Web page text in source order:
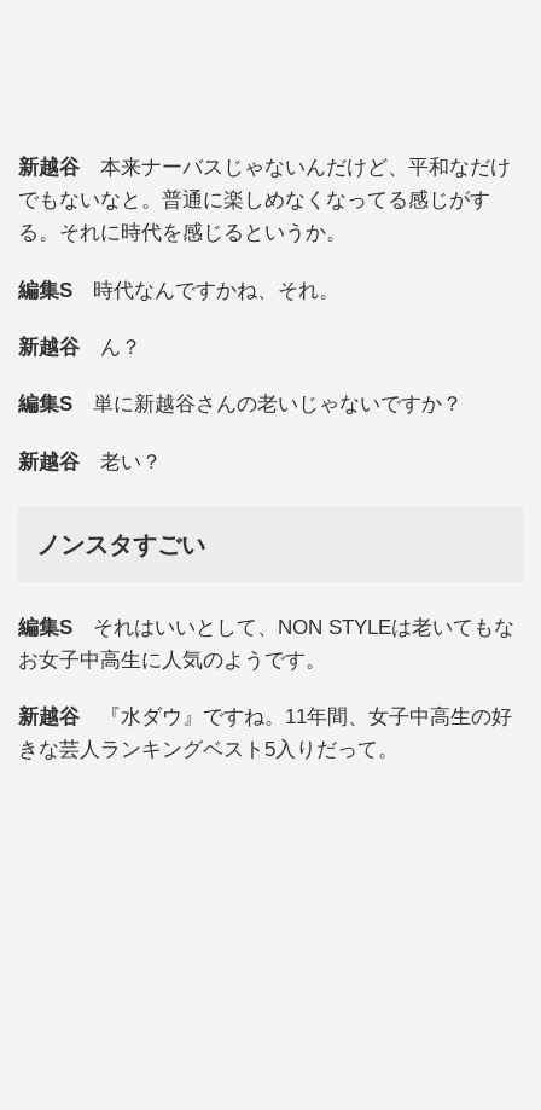
新越谷 本来ナーバスじゃないんだけど、平和なだけ
でもないなと。普通に楽しめなくなってる感じがす
る。それに時代を感じるというか。
編集S 時代なんですかね、それ。
新越谷 ん？
編集S 単に新越谷さんの老いじゃないですか？
新越谷 老い？
ノンスタすごい
編集S それはいいとして、NON STYLEは老いてもな
お女子中高生に人気のようです。
新越谷
『水ダウ』ですね。11年間、女子中高生の好
きな芸人ランキングベスト5入りだって。